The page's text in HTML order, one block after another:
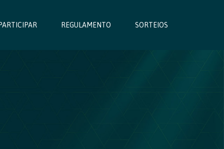
REGULAMENTO SORTEIOS
REGULAMENTO SORTEIOS